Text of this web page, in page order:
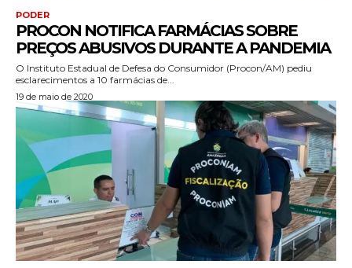
PODER
PROCON NOTIFICA FARMÁCIAS SOBRE
PREÇOS ABUSIVOS DURANTE A PANDEMIA
O Instituto Estadual de Defesa do Consumidor (Procon/AM) pediu
esclarecimentos a 10 farmácias de...
19 de maio de 2020